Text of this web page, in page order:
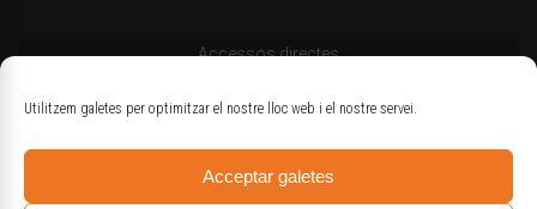
Utilitzem galetes per optimitzar el nostre lloc web i el nostre servei.
Acceptar galetes
Accessos directes
Codi deontològic
Logotips oficials